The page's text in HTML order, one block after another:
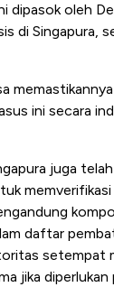
dipasok oleh
di Singapura,
ini secara
juga
daftar
setempat
jika